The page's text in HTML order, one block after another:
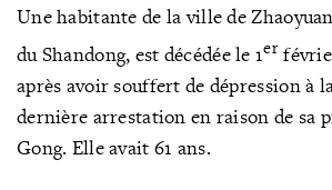
Une habitante de la ville de
du Shandong, est décédée le 1er
après avoir souffert de dépression à
dernière arrestation en raison de sa
Gong. Elle avait 61 ans.